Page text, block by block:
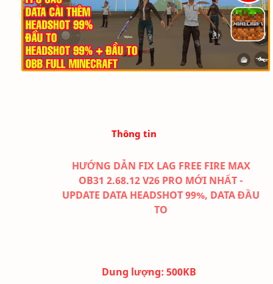
Thông tin
HƯỚNG DẪN FIX LAG FREE FIRE MAX
OB31 2.68.12V26 PRO MỚI NHẤT -
UPDATE DATA HEADSHOT 99%, DATA ĐẦU
TO
Dung lượng: 500KB